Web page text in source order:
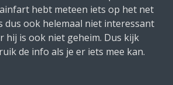
hebt meteen iets op het net
dus ook helemaal niet interessant
hij is ook niet geheim. Dus kijk
de info als je er iets mee kan.